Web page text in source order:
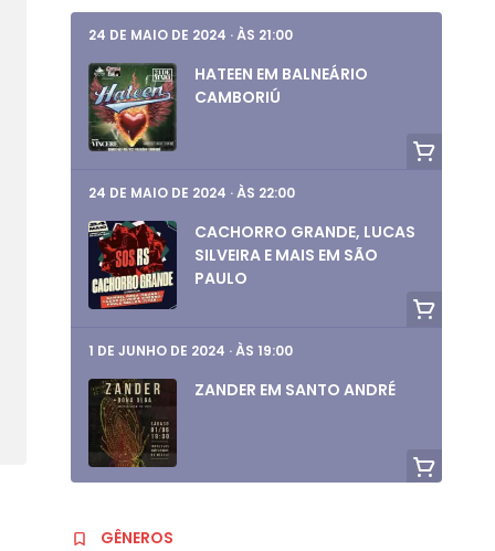
24 DE MAIO DE 2024 ·ÀS 21:00
HATEEN EM BALNEÁRIO
CAMBORIÚ
24 DE MAIO DE 2024 ·ÀS 22:00
CACHORRO GRANDE, LUCAS
SILVEIRA E MAIS EM SÃO
PAULO
1 DE JUNHO DE 2024 ·ÀS 19:00
ZANDER EM SANTO ANDRÉ
GÊNEROS